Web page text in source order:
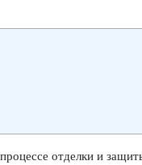
отделки и